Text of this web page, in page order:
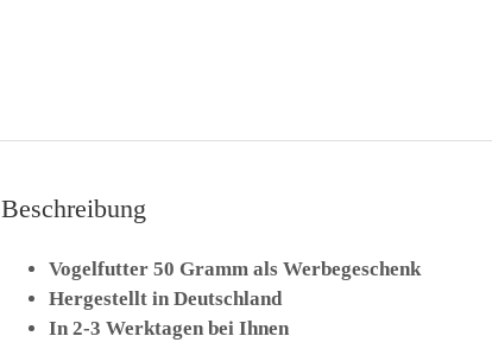
Beschreibung
Vogelfutter 50 Gramm als Werbegeschenk
Hergestellt in Deutschland
In 2-3 Werktagen bei Ihnen